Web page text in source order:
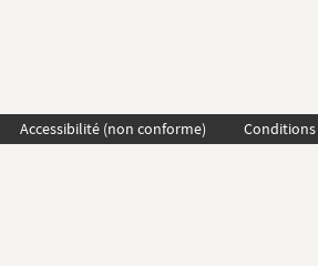
Accessibilité (non conforme)